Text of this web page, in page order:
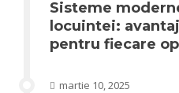
Sisteme
locuintei:
pentru fiecare
martie 10, 2025